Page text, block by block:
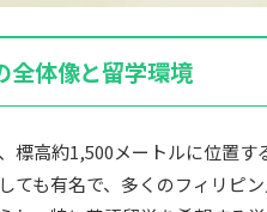
全体像と留学環境
標高約1,500メートルに位置
ても有名で、多くのフィリピ